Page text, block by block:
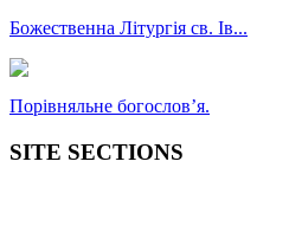
Божественна Літургія св. Ів...
Порівняльне богословʼя.
SITE SECTIONS